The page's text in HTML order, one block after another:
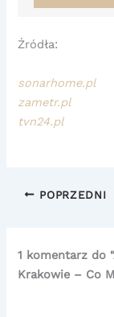
Źródła:
sonarhome.pl
zametr.pl
tvn24.pl
POPRZEDNI
1 komentarz do
Krakowie – Co